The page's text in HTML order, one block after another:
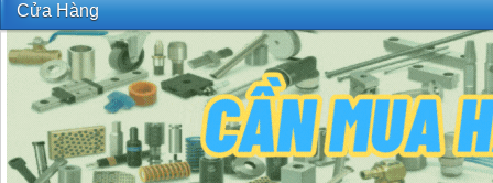
Cửa Hàng